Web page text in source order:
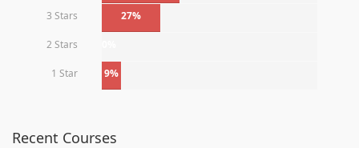
3 Stars 27%
2 Stars
1 Star 9%
Recent Courses